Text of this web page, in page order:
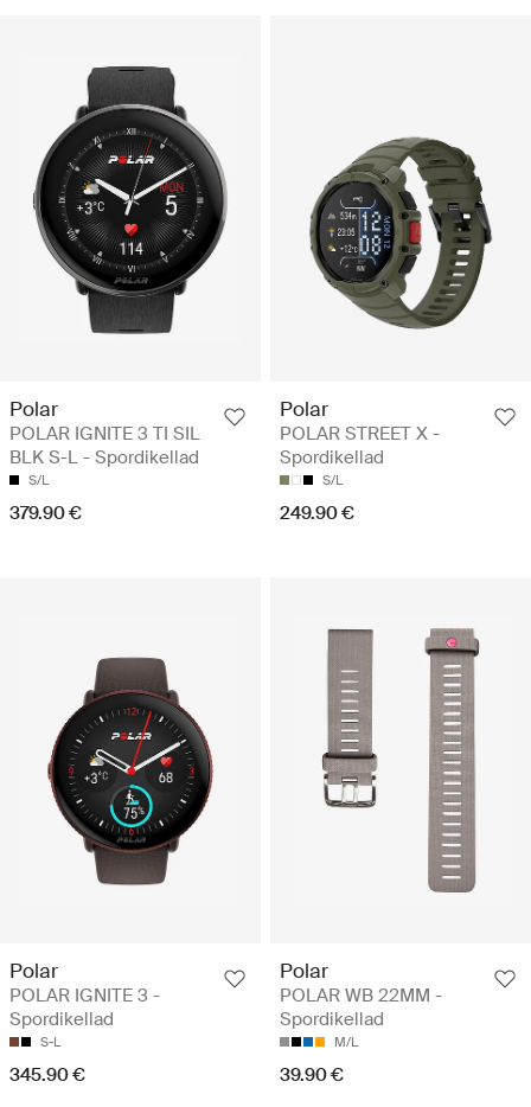
Polar
POLAR IGNITE 3 TI SIL
BLK S-L - Spordikellad
S/L
379.90 €
Polar
POLAR STREET X -
Spordikellad
S/L
249.90 €
Polar
POLAR IGNITE 3 -
Spordikellad
S-L
345.90 €
Polar
POLAR WB 22MM -
Spordikellad
M/L
39.90 €